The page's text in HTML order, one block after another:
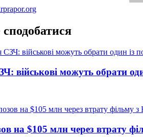
військові можуть обрати
на $105 млн через втрату